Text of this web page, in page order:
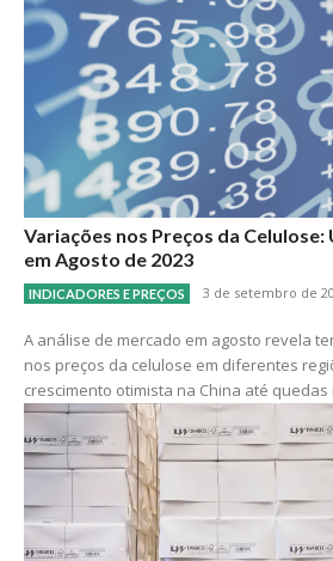
Variações nos Preços da Celulose:
em Agosto de 2023
INDICADORES E PREÇOS 3 de setembro de
A análise de mercado em agosto revela
nos preços da celulose em diferentes
crescimento otimista na China até quedas